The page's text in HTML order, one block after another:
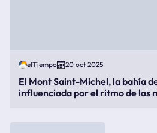
elTiempo 20 oct 2025
El Mont Saint-Michel, la bahía
influenciada por el ritmo de las